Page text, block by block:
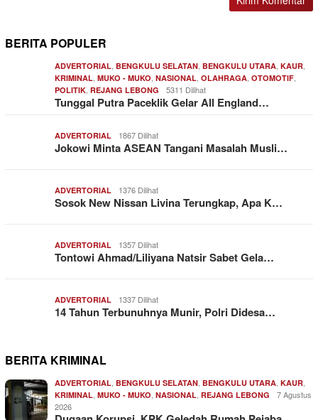
BERITA POPULER
ADVERTORIAL BENGKULU SELATAN BENGKULU UTARA KAUR
KRIMINAL MUKO - MUKO NASIONAL OLAHRAGA OTOMOTIF
POLITIK REJANG LEBONG 5311 Dilihat
Tunggal Putra Paceklik Gelar All England…
ADVERTORIAL 1867 Dilihat
Jokowi Minta ASEAN Tangani Masalah Musli…
ADVERTORIAL 1376 Dilihat
Sosok New Nissan Livina Terungkap, Apa K…
ADVERTORIAL 1357 Dilihat
Tontowi Ahmad/Liliyana Natsir Sabet Gela…
ADVERTORIAL 1337 Dilihat
14 Tahun Terbunuhnya Munir, Polri Didesa…
BERITA KRIMINAL
ADVERTORIAL BENGKULU SELATAN BENGKULU UTARA KAUR
KRIMINAL MUKO - MUKO NASIONAL REJANG LEBONG
7 Agustus
2026